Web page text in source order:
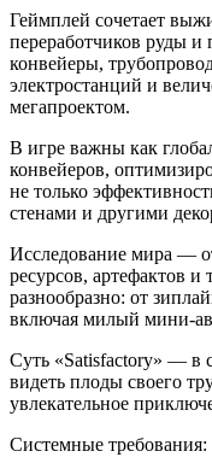
Геймплей сочетает
переработчиков руды и
конвейеры,
электростанций и
мегапроектом.
В игре важны как
конвейеров,
не только
стенами и другими
Исследование мира —
ресурсов, артефактов
разнообразно: от
включая милый мини-
Суть «Satisfactory» — в
видеть плоды своего
увлекательное
Системные требования: